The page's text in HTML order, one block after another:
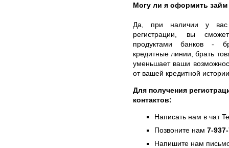
Могу ли я оформить
Да, при наличии у вас
регистрации, вы
продуктами банков -
кредитные линии, брать
уменьшает ваши
от вашей кредитной
Для получения
контактов:
Написать нам в чат
Позвоните нам 7-
Напишите нам